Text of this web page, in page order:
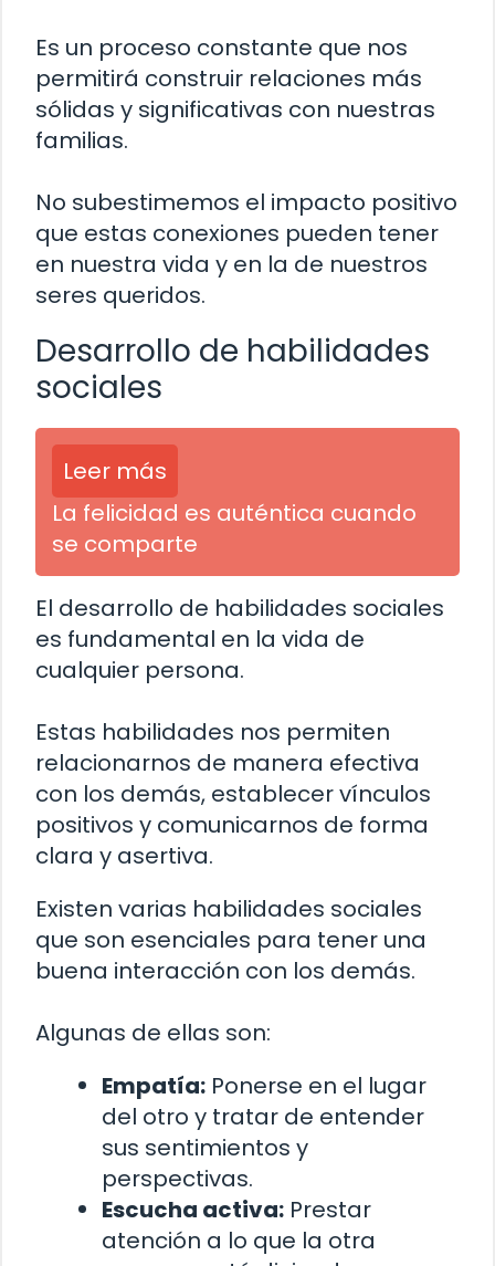
Es un proceso constante que nos
permitirá construir relaciones más
sólidas y significativas con nuestras
familias.
No subestimemos el impacto positivo
que estas conexiones pueden tener
en nuestra vida y en la de nuestros
seres queridos.
Desarrollo de habilidades
sociales
Leer más
La felicidad es auténtica cuando
se comparte
El desarrollo de habilidades sociales
es fundamental en la vida de
cualquier persona.
Estas habilidades nos permiten
relacionarnos de manera efectiva
con los demás, establecer vínculos
positivos y comunicarnos de forma
clara y asertiva.
Existen varias habilidades sociales
que son esenciales para tener una
buena interacción con los demás.
Algunas de ellas son:
Empatía: Ponerse en el lugar
del otro y tratar de entender
sus sentimientos y
perspectivas.
Escucha activa: Prestar
atención a lo que la otra